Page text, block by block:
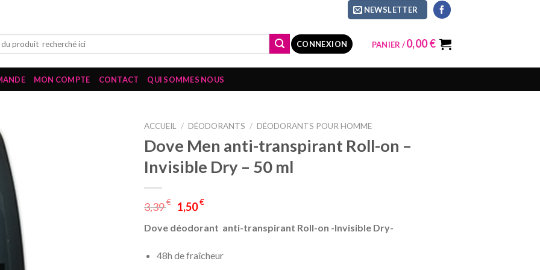
NEWSLETTER
CONNEXION PANIER /0,00€
MON COMPTE CONTACT QUI SOMMES NOUS
ACCUEIL / DÉODORANTS / DÉODORANTS POUR HOMME
Dove Men anti-transpirant Roll-on –
Invisible Dry – 50 ml
3,39€ 1,50€
Dove déodorant anti-transpirant Roll-on -Invisible Dry-
48h de fraîcheur